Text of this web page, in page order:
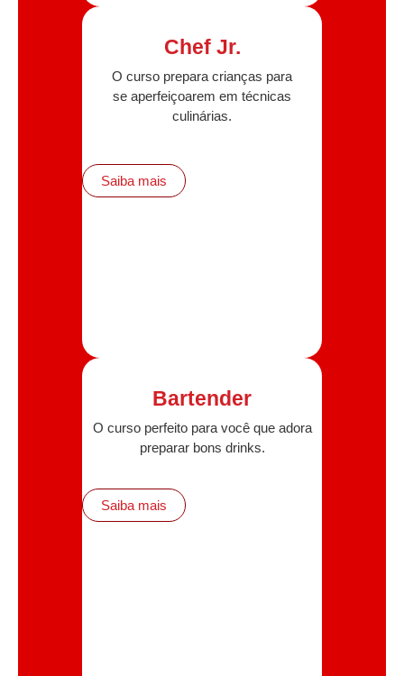
Chef Jr.
O curso prepara crianças para
se aperfeiçoarem em técnicas
culinárias.
Saiba mais
Bartender
O curso perfeito para você que adora
preparar bons drinks.
Saiba mais